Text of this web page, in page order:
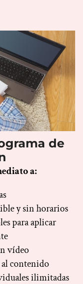
de
a:
y sin horarios
para aplicar
vídeo
contenido
ilimitadas